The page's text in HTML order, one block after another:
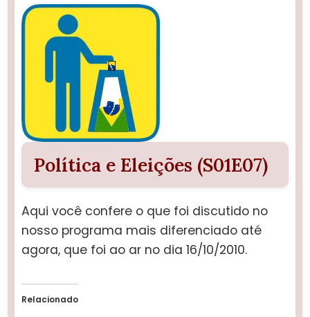
Política e Eleições (S01E07)
Aqui você confere o que foi discutido no
nosso programa mais diferenciado até
agora, que foi ao ar no dia 16/10/2010.
Relacionado